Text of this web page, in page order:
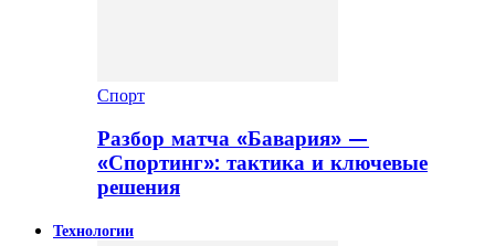
Спорт
Разбор матча «Бавария» —
«Спортинг»: тактика и ключевые
решения
Технологии